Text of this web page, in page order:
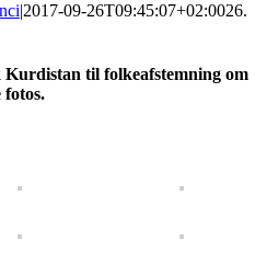
|2017-09-26T09:45:07+02:0026.
til folkeafstemning om
fotos.